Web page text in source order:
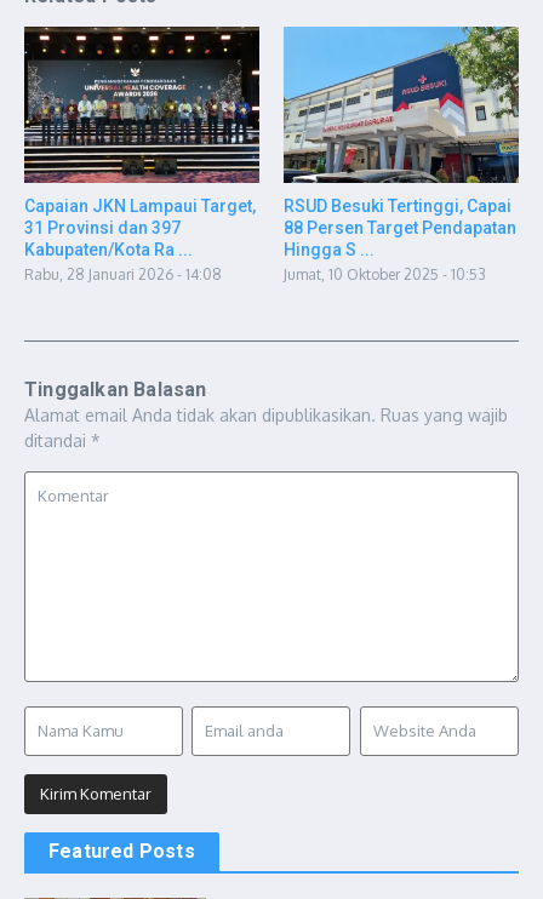
Capaian JKN Lampaui Target,
31 Provinsi dan 397
Kabupaten/Kota Ra ...
Rabu, 28 Januari 2026 - 14:08
RSUD Besuki Tertinggi, Capai
88 Persen Target Pendapatan
Hingga S ...
Jumat, 10 Oktober 2025 - 10:53
Tinggalkan Balasan
Alamat email Anda tidak akan dipublikasikan. Ruas yang wajib
ditandai *
Featured Posts